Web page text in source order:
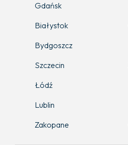
Gdańsk
Białystok
Bydgoszcz
Szczecin
Łódź
Lublin
Zakopane